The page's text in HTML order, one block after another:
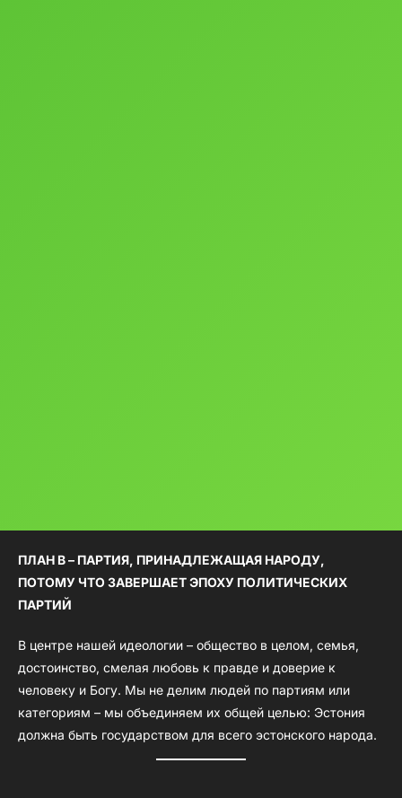
ПЛАН B – ПАРТИЯ, ПРИНАДЛЕЖАЩАЯ НАРОДУ,
ПОТОМУ ЧТО ЗАВЕРШАЕТ ЭПОХУ ПОЛИТИЧЕСКИХ
ПАРТИЙ
В центре нашей идеологии – общество в целом, семья,
достоинство, смелая любовь к правде и доверие к
человеку и Богу. Мы не делим людей по партиям или
категориям – мы объединяем их общей целью: Эстония
должна быть государством для всего эстонского народа.